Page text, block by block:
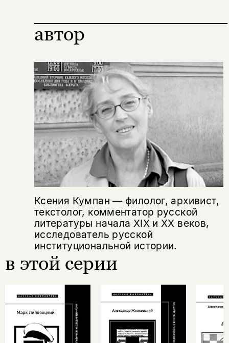
автор
Ксения Кумпан — филолог, архивист,
текстолог, комментатор русской
литературы начала XIX и XX веков,
исследователь русской
институциональной истории.
в этой серии